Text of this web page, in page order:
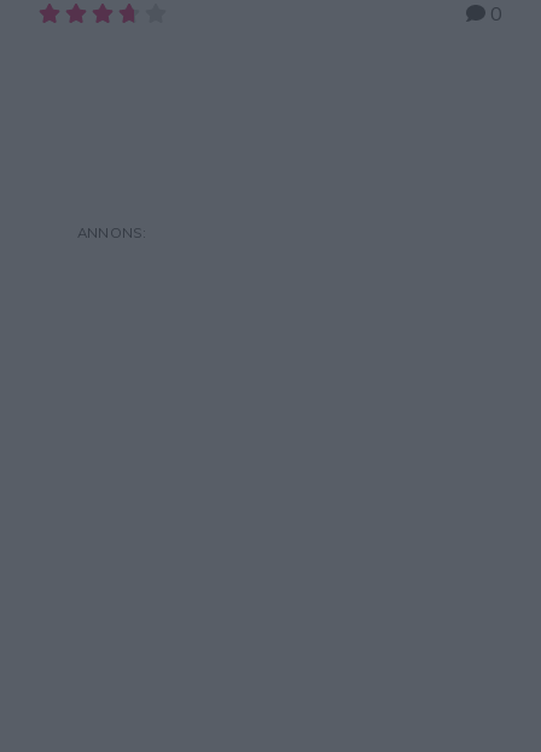
riktigt lyxig picknick, då är det Fransk potatissallad som0